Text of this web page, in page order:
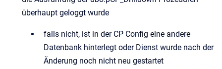
überhaupt geloggt wurde
falls nicht, ist in der CP Config eine andere
Datenbank hinterlegt oder Dienst wurde nach der
Änderung noch nicht neu gestartet